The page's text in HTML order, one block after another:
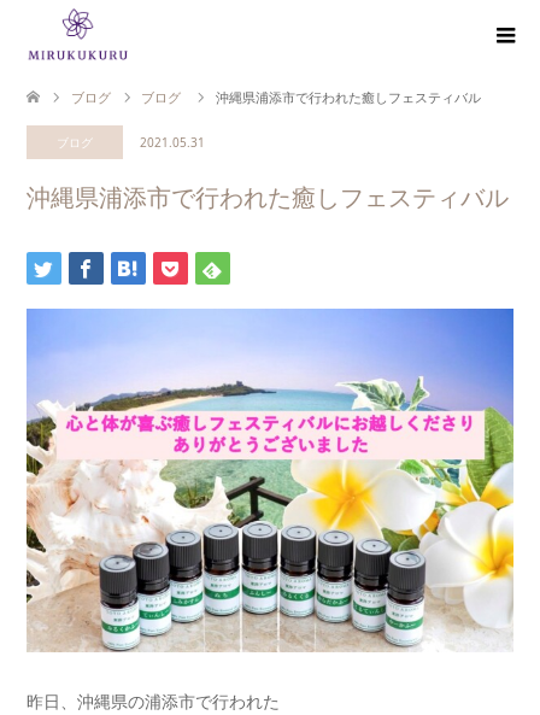
ブログ ブログ 沖縄県浦添市で行われた癒しフェスティバル
ブログ 2021.05.31
沖縄県浦添市で行われた癒しフェスティバル
昨日、沖縄県の浦添市で行われた